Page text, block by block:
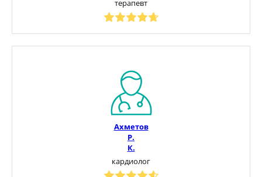
терапевт
Ахметов
Р.
К.
кардиолог